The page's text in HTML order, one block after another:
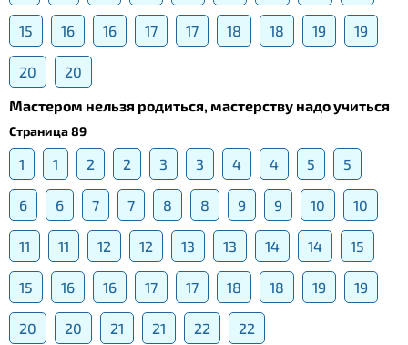
15 16 16 17 17 18 18 19 19
20
20
Мастером нельзя родиться, мастерству надо учиться
Страница 89
1 1 2 2 3 3 4 4 5 5
6 6 7 7 8 8 9 9 10 10
11 11 12 12 13 13 14 14 15
15 16 16 17 17 18 18 19 19
20 20 21 21 22 22